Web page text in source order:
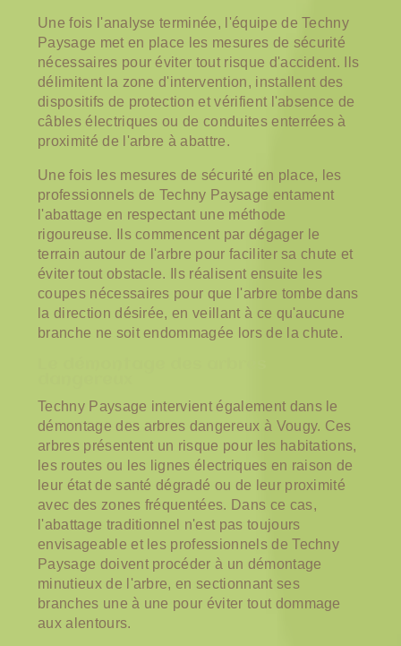
Une fois l'analyse terminée, l'équipe de Techny
Paysage met en place les mesures de sécurité
nécessaires pour éviter tout risque d'accident. Ils
délimitent la zone d'intervention, installent des
dispositifs de protection et vérifient l'absence de
câbles électriques ou de conduites enterrées à
proximité de l'arbre à abattre.
Une fois les mesures de sécurité en place, les
professionnels de Techny Paysage entament
l'abattage en respectant une méthode
rigoureuse. Ils commencent par dégager le
terrain autour de l'arbre pour faciliter sa chute et
éviter tout obstacle. Ils réalisent ensuite les
coupes nécessaires pour que l'arbre tombe dans
la direction désirée, en veillant à ce qu'aucune
branche ne soit endommagée lors de la chute.
Techny Paysage intervient également dans le
démontage des arbres dangereux à Vougy. Ces
arbres présentent un risque pour les habitations,
les routes ou les lignes électriques en raison de
leur état de santé dégradé ou de leur proximité
avec des zones fréquentées. Dans ce cas,
l'abattage traditionnel n'est pas toujours
envisageable et les professionnels de Techny
Paysage doivent procéder à un démontage
minutieux de l'arbre, en sectionnant ses
branches une à une pour éviter tout dommage
aux alentours.